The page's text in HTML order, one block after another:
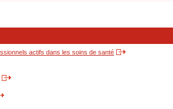
actifs dans les soins de santé